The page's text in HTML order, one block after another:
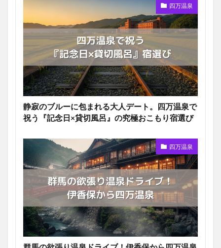
四万温泉
静寂のブルーに包まれる大人デート。四万温泉で
祝う『記念日×貸切風呂』の究極おこもり宿選び
四万温泉